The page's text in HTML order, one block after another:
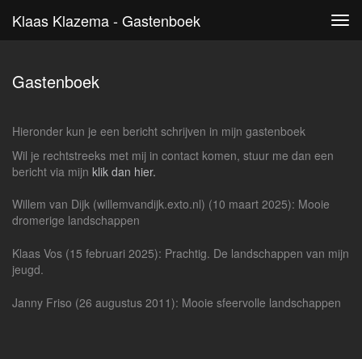
Klaas Klazema - Gastenboek
Gastenboek
Hieronder kun je een bericht schrijven in mijn gastenboek
Wil je rechtstreeks met mij in contact komen, stuur me dan een
bericht via mijn klik dan hier.
Willem van Dijk (willemvandijk.exto.nl) (10 maart 2025): Mooie
dromerige landschappen
Klaas Vos (15 februari 2025): Prachtig. De landschappen van mijn
jeugd.
Janny Friso (26 augustus 2011): Mooie sfeervolle landschappen